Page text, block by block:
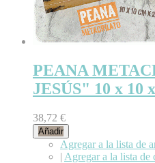
PEANA
JESÚS" 10 x 10
38,72 €
Añadir
Agregar a la lista de
| Agregar a la lista de